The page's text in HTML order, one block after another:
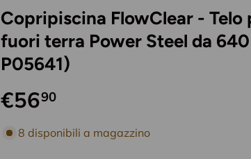
Copripiscina FlowClear - Telo
fuori terra Power Steel da
P05641)
€5690
disponibilità prodotto
8 disponibili a magazzino